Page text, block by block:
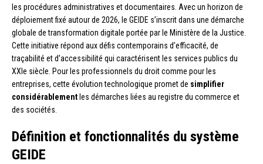
les procédures administratives et documentaires. Avec un horizon de
déploiement fixé autour de 2026, le GEIDE s’inscrit dans une démarche
globale de transformation digitale portée par le Ministère de la Justice.
Cette initiative répond aux défis contemporains d’efficacité, de
traçabilité et d’accessibilité qui caractérisent les services publics du
XXIe siècle. Pour les professionnels du droit comme pour les
entreprises, cette évolution technologique promet de simplifier
considérablement les démarches liées au registre du commerce et
des sociétés.
Définition et fonctionnalités du système
GEIDE